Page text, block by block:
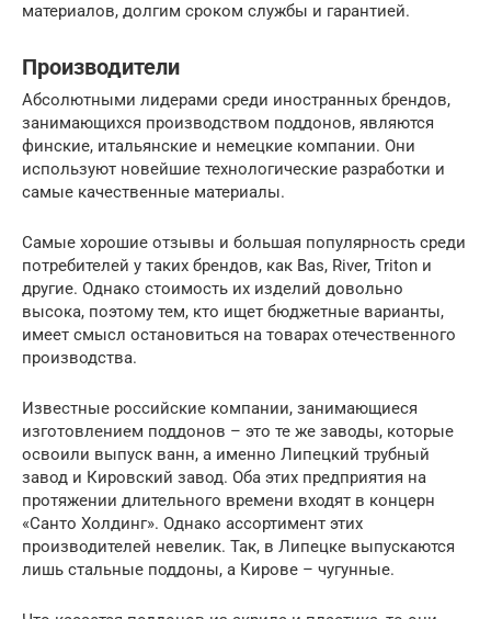
материалов, долгим сроком службы и гарантией.
Производители
Абсолютными лидерами среди иностранных брендов,
занимающихся производством поддонов, являются
финские, итальянские и немецкие компании. Они
используют новейшие технологические разработки и
самые качественные материалы.
Самые хорошие отзывы и большая популярность среди
потребителей у таких брендов, как Bas, River, Triton и
другие. Однако стоимость их изделий довольно
высока, поэтому тем, кто ищет бюджетные варианты,
имеет смысл остановиться на товарах отечественного
производства.
Известные российские компании, занимающиеся
изготовлением поддонов – это те же заводы, которые
освоили выпуск ванн, а именно Липецкий трубный
завод и Кировский завод. Оба этих предприятия на
протяжении длительного времени входят в концерн
«Санто Холдинг». Однако ассортимент этих
производителей невелик. Так, в Липецке выпускаются
лишь стальные поддоны, а Кирове – чугунные.